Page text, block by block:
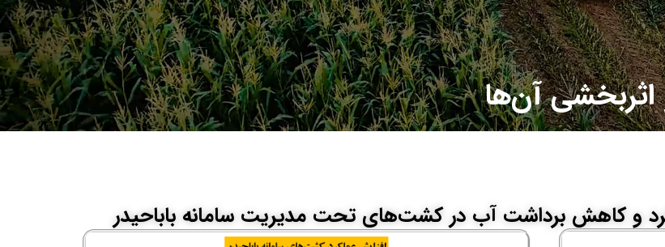
اثربخشی آن‌ها
و کاهش برداشت آب در کشت‌های تحت مدیریت سامانه باباحیدر